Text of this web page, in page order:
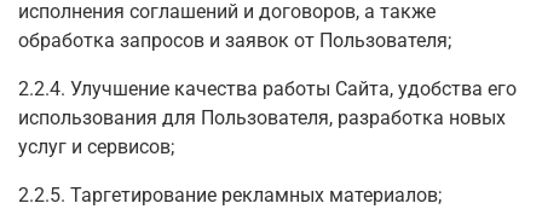
исполнения соглашений и договоров, а также
обработка запросов и заявок от Пользователя;
2.2.4. Улучшение качества работы Сайта, удобства его
использования для Пользователя, разработка новых
услуг и сервисов;
2.2.5. Таргетирование рекламных материалов;